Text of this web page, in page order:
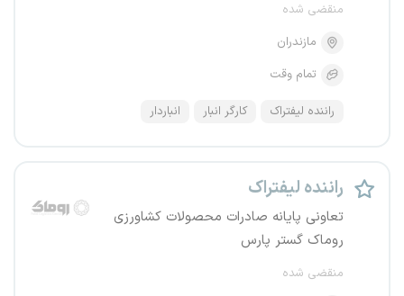
منقضی شده
مازندران
تمام وقت
راننده لیفتراک کارگر انبار انباردار
راننده لیفتراک
تعاونی پایانه صادرات محصولات کشاورزی
روماک گستر پارس
منقضی شده